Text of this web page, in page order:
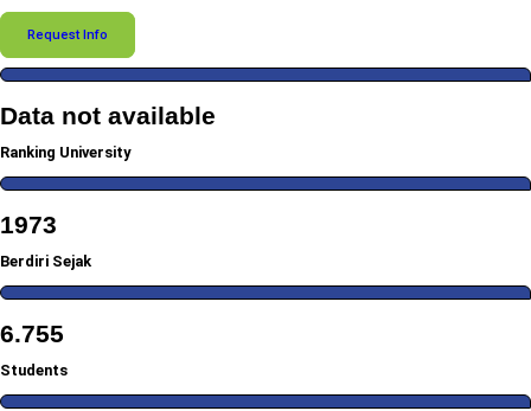
Request Info
Data not available
Ranking University
1973
Berdiri Sejak
6.755
Students